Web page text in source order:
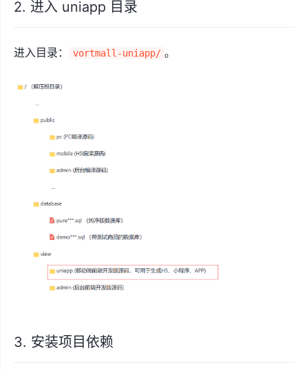
2. 进入 uniapp 目录
进入目录： vortmall-uniapp/ 。
3. 安装项目依赖